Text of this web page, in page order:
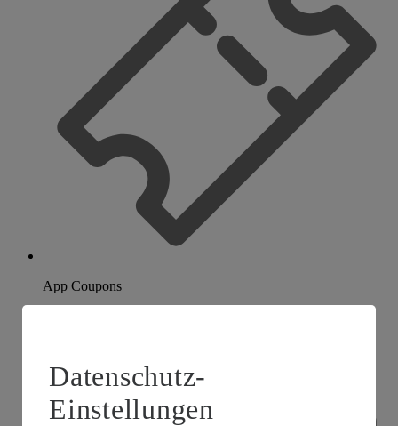
App Coupons
Datenschutz-
Einstellungen